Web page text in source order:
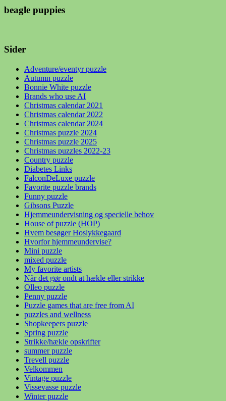
beagle puppies
Sider
Adventure/eventyr puzzle
Autumn puzzle
Bonnie White puzzle
Brands who use AI
Christmas calendar 2021
Christmas calendar 2022
Christmas calendar 2024
Christmas puzzle 2024
Christmas puzzle 2025
Christmas puzzles 2022-23
Country puzzle
Diabetes Links
FalconDeLuxe puzzle
Favorite puzzle brands
Funny puzzle
Gibsons Puzzle
Hjemmeundervisning og specielle behov
House of puzzle (HOP)
Hvem besøger Hoslykkegaard
Hvorfor hjemmeundervise?
Mini puzzle
mixed puzzle
My favorite artists
Når det gør ondt at hækle eller strikke
Olleo puzzle
Penny puzzle
Puzzle games that are free from AI
puzzles and wellness
Shopkeepers puzzle
Spring puzzle
Strikke/hækle opskrifter
summer puzzle
Trevell puzzle
Velkommen
Vintage puzzle
Vissevasse puzzle
Winter puzzle